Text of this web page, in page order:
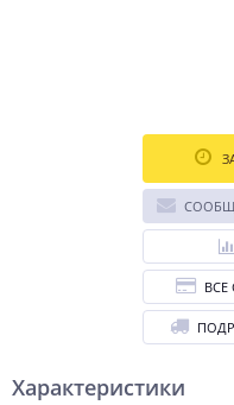
Характеристики